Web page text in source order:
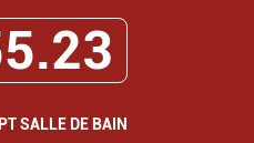
SALLE DE BAIN